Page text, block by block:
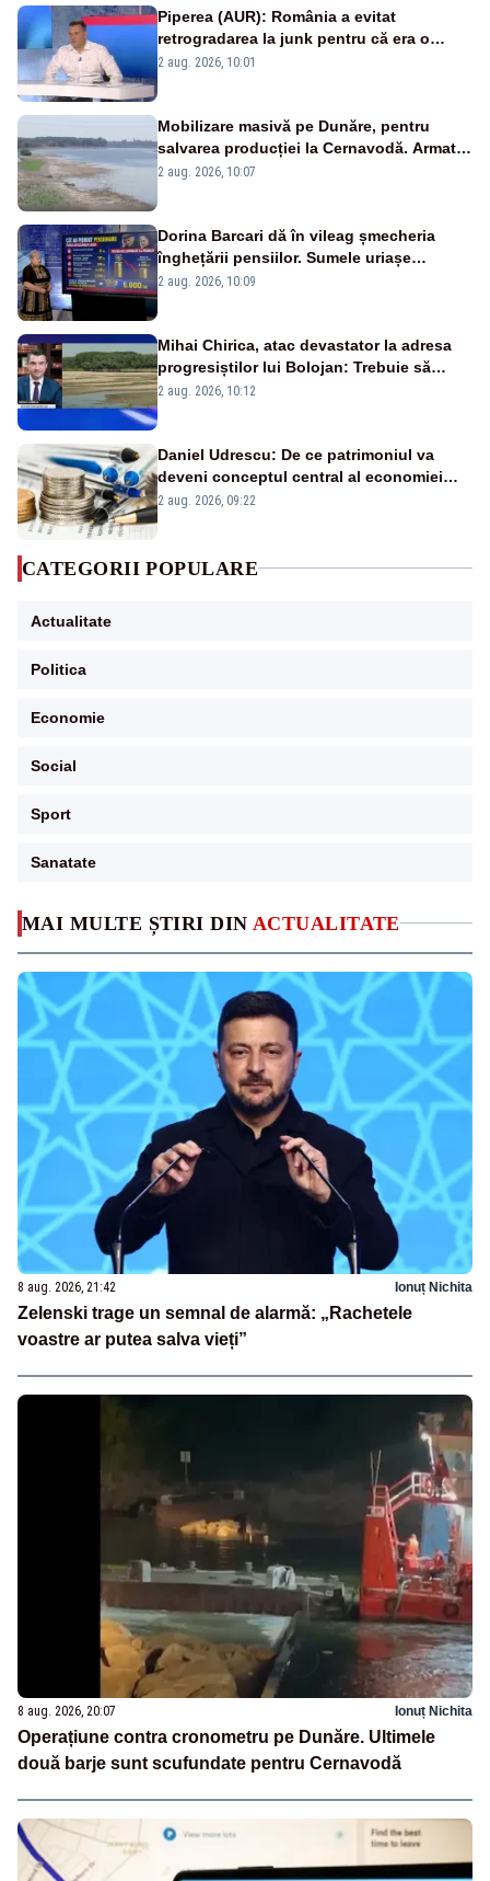
MAI MULTE ȘTIRI DIN ACTUALITATE
8 aug. 2026, 21:42 Ionuț Nichita
Zelenski trage un semnal de alarmă: „Rachetele
voastre ar putea salva vieți”
8 aug. 2026, 20:07 Ionuț Nichita
Operațiune contra cronometru pe Dunăre. Ultimele
două barje sunt scufundate pentru Cernavodă
Piperea (AUR): România a evitat
retrogradarea la junk pentru că era o
catastrofă pentru bănci și fondurile de
2 aug. 2026, 10:01
Mobilizare masivă pe Dunăre, pentru
salvarea producției la Cernavodă. Armata
va detona o stâncă și va devia apa
2 aug. 2026, 10:07
Dorina Barcari dă în vileag șmecheria
înghețării pensiilor. Sumele uriașe
pierdute de fiecare român
2 aug. 2026, 10:09
Mihai Chirica, atac devastator la adresa
progresiștilor lui Bolojan: Trebuie să
protejăm și natura, dar nu șținem omaneii
2 aug. 2026, 10:12
Daniel Udrescu: De ce patrimoniul va
deveni conceptul central al economiei
viitoare?
2 aug. 2026, 09:22
CATEGORII POPULARE
Actualitate
Politica
Economie
Social
Sport
Sanatate